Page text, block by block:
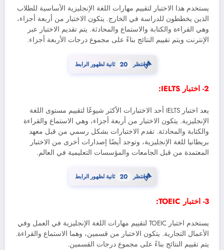
يستخدم هذا الاختبار لتقييم مهارات اللغة الإنجليزية الأساسية للطلاب
الذين يخططون للدراسة في الخارج. يتكون الاختبار من أربعة أجزاء،
وهي القراءة والكتابة والاستماع والمحادثة. يتم تقديم الاختبار عبر
الإنترنت ويتم تقييم النتائج بناءً على مجموع درجات الأربعة أجزاء.
⏳انتظر 20 ثانية لظهور الرابط
2- اختبار IELTS:
يعد اختبار IELTS أحد الاختبارات الأكثر شيوعًا لتقييم مستوى اللغة
الإنجليزية. يتكون الاختبار من أربعة أجزاء، وهي الاستماع والقراءة
والكتابة والمحادثة. تقدم الاختبارات بشكل رسمي من قبل معهد
بريطانيا للغة الإنجليزية، وتوجد أيضًا إصدارات أخرى من الاختبار
المعتمدة من قبل الجامعات والمؤسسات التعليمية في العالم.
⏳انتظر 20 ثانية لظهور الرابط
3- اختبار TOEIC:
يستخدم اختبار TOEIC لتقييم مهارات اللغة الإنجليزية في العمل وفي
الأعمال التجارية. يتكون الاختبار من قسمين، وهما الاستماع والقراءة.
يتم تقييم النتائج بناءً على مجموع درجات القسمين.